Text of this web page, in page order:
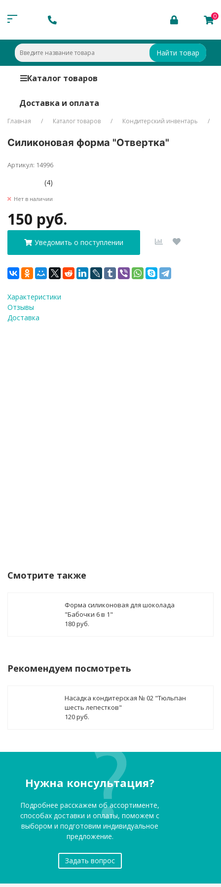
0
Найти товар
Каталог товаров
Доставка и оплата
Главная Каталог товаров Кондитерский инвентарь
Силиконовая форма "Отвертка"
Артикул: 14996
(4)
Нет в наличии
150 руб.
Уведомить о поступлении
Характеристики
Отзывы
Доставка
Смотрите также
Форма силиконовая для шоколада
"Бабочки 6 в 1"
180 руб.
Рекомендуем посмотреть
Насадка кондитерская № 02 "Тюльпан
шесть лепестков"
120 руб.
Нужна консультация?
Подробнее расскажем об ассортименте,
способах доставки и оплаты, поможем с
выбором и подготовим индивидуальное
предложение.
Задать вопрос